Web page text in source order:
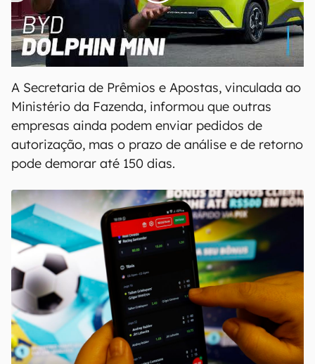
00:00/04:07
A Secretaria de Prêmios e Apostas, vinculada ao
Ministério da Fazenda, informou que outras
empresas ainda podem enviar pedidos de
autorização, mas o prazo de análise e de retorno
pode demorar até 150 dias.